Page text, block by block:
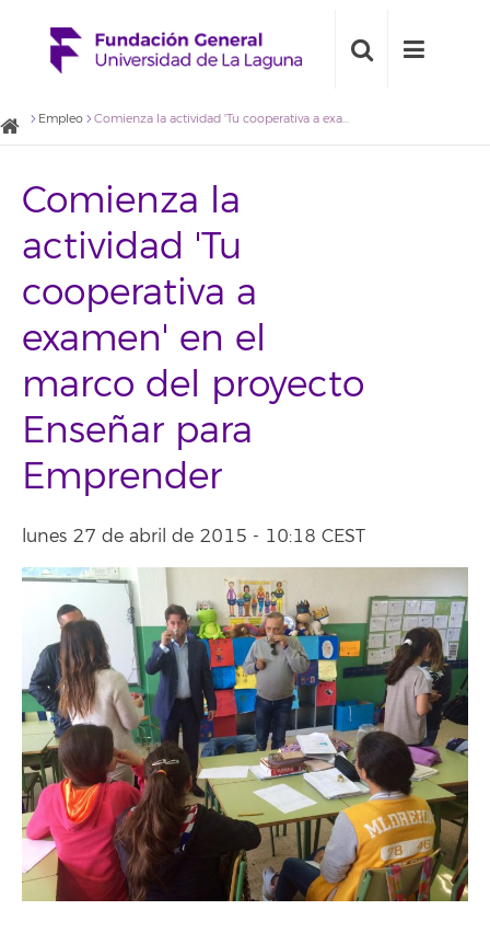
Empleo Comienza la actividad 'Tu cooperativa a examen' en el marco del proyecto Enseñar para Emprender
Comienza la
actividad 'Tu
cooperativa a
examen' en el
marco del proyecto
Enseñar para
Emprender
lunes 27 de abril de 2015 - 10:18 CEST